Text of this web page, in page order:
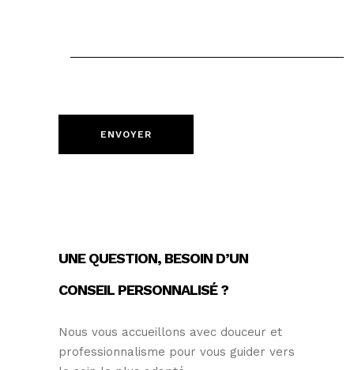
UNE QUESTION, BESOIN D’UN
CONSEIL PERSONNALISÉ ?
Nous vous accueillons avec douceur et
professionnalisme pour vous guider vers